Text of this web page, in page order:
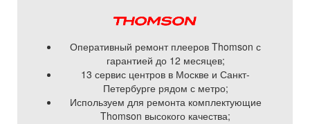
Оперативный ремонт плееров Thomson с
гарантией до 12 месяцев;
13 сервис центров в Москве и Санкт-
Петербурге рядом с метро;
Используем для ремонта комплектующие
Thomson высокого качества;